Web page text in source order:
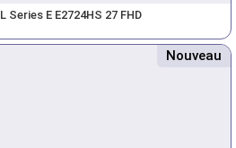
Series E E2724HS 27 FHD
Nouveau